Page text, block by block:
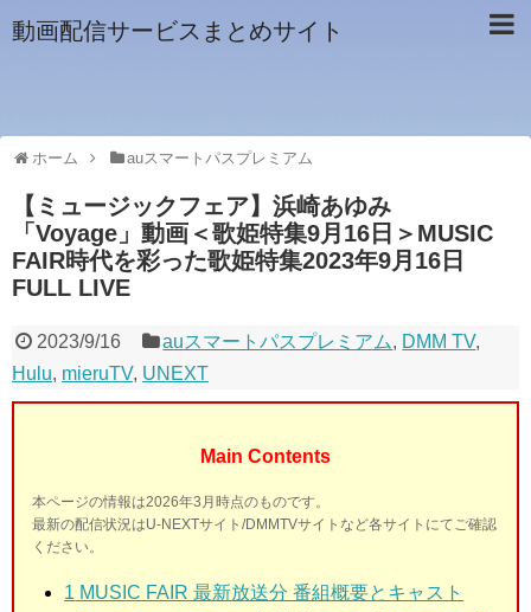
動画配信サービスまとめサイト
ホーム auスマートパスプレミアム
【ミュージックフェア】浜崎あゆみ
「Voyage」動画＜歌姫特集9月16日＞MUSIC
FAIR時代を彩った歌姫特集2023年9月16日
FULL LIVE
2023/9/16 auスマートパスプレミアム, DMM TV,
Hulu, mieruTV, UNEXT
Main Contents
本ページの情報は2026年3月時点のものです。
最新の配信状況はU-NEXTサイト/DMMTVサイトなど各サイトにてご確認
ください。
1 MUSIC FAIR 最新放送分 番組概要とキャスト